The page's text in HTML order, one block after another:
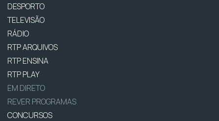
DESPORTO
TELEVISÃO
RÁDIO
RTP ARQUIVOS
RTP ENSINA
RTP PLAY
EM DIRETO
REVER PROGRAMAS
CONCURSOS